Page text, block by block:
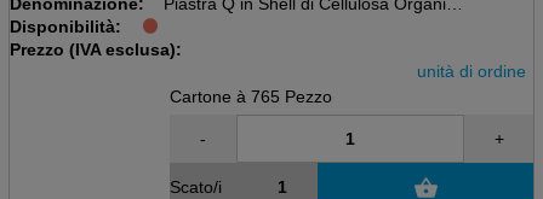
Denominazione:
Piastra Q in Shell di Cellulosa Organica
179 mm x 179 mm x 36 mm
Disponibilità:
Prezzo (IVA esclusa):
unità di ordine
Cartone à 765 Pezzo
- +
Scato/i